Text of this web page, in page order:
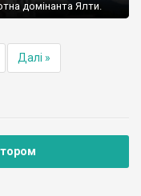
домінанта Ялти.
Далі »